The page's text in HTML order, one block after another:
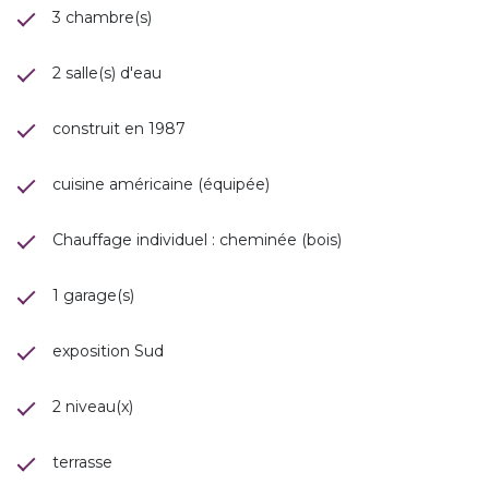
3 chambre(s)
2 salle(s) d'eau
construit en 1987
cuisine américaine (équipée)
Chauffage individuel : cheminée (bois)
1 garage(s)
exposition Sud
2 niveau(x)
terrasse